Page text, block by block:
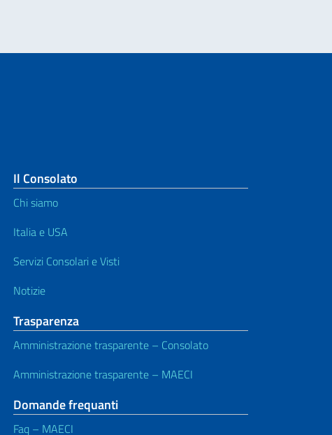
Il Consolato
Chi siamo
Italia e USA
Servizi Consolari e Visti
Notizie
Trasparenza
Amministrazione trasparente – Consolato
Amministrazione trasparente – MAECI
Domande frequanti
Faq – MAECI